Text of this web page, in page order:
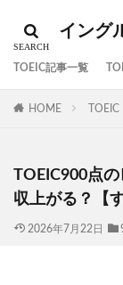
イング
TOEIC記事一覧
HOME TOEIC
TOEIC900点
収上がる？【
2026年7月22日